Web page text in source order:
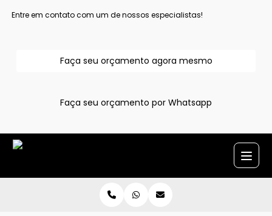
Entre em contato com um de nossos especialistas!
Faça seu orçamento agora mesmo
Faça seu orçamento por Whatsapp